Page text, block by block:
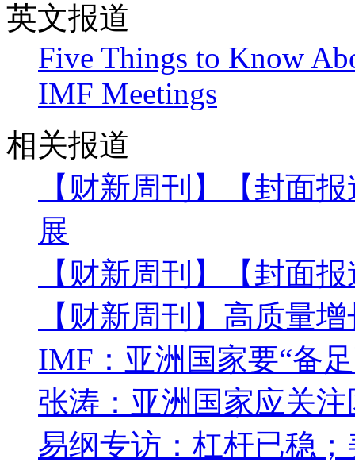
英文报道
Five Things to Know
IMF Meetings
相关报道
【财新周刊】【封面
展
【财新周刊】【封面
【财新周刊】高质量
IMF：亚洲国家要“备
张涛：亚洲国家应关
易纲专访：杠杆已稳